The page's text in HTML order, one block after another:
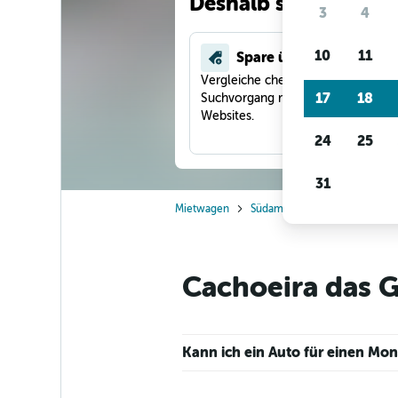
Spare über 40 %
Vergleiche checkfelix in einem
Suchvorgang mit anderen Reise-
Websites.
Mietwagen Südamerika
Cachoeira das
Kann ich ein Auto für einen
3 4
10 11
17 18
24 25
31